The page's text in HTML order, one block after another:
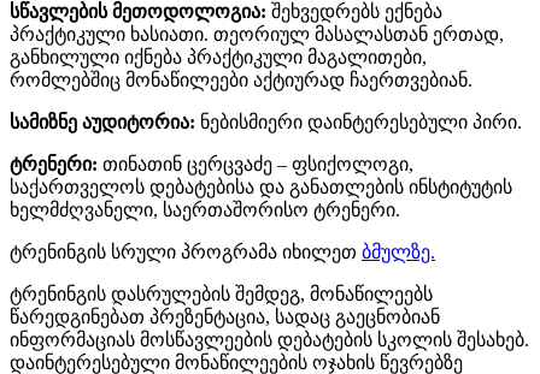
სწავლების მეთოდოლოგია: შეხვედრებს ექნება
პრაქტიკული ხასიათი. თეორიულ მასალასთან ერთად,
განხილული იქნება პრაქტიკული მაგალითები,
რომლებშიც მონაწილეები აქტიურად ჩაერთვებიან.
სამიზნე აუდიტორია: ნებისმიერი დაინტერესებული პირი.
ტრენერი: თინათინ ცერცვაძე – ფსიქოლოგი,
საქართველოს დებატებისა და განათლების ინსტიტუტის
ხელმძღვანელი, საერთაშორისო ტრენერი.
ტრენინგის სრული პროგრამა იხილეთ ბმულზე.
ტრენინგის დასრულების შემდეგ, მონაწილეებს
წარედგინებათ პრეზენტაცია, სადაც გაეცნობიან
ინფორმაციას მოსწავლეების დებატების სკოლის შესახებ.
დაინტერესებული მონაწილეების ოჯახის წევრებზე